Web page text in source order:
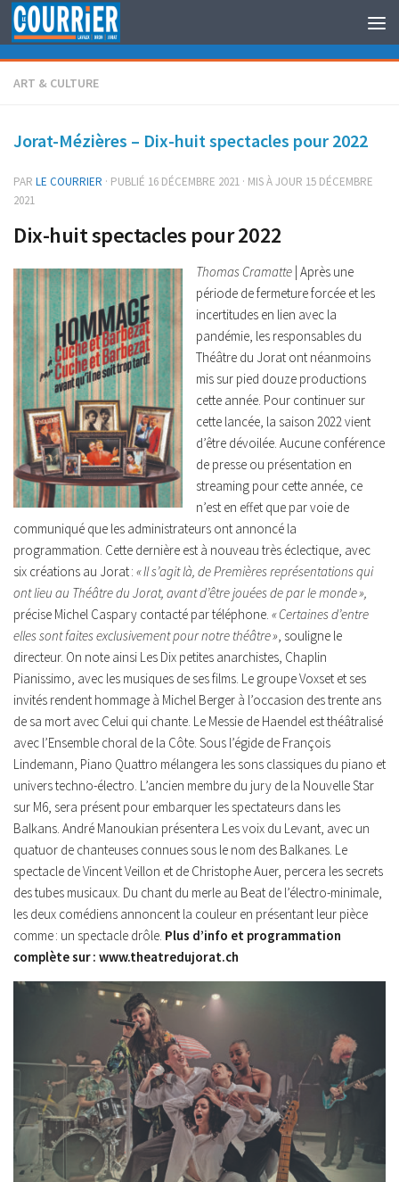
Au dessous du contenu
ART & CULTURE
Jorat-Mézières – Dix-huit spectacles pour 2022
PAR LE COURRIER · PUBLIÉ 16 DÉCEMBRE 2021 · MIS À JOUR 15 DÉCEMBRE
2021
Dix-huit spectacles pour 2022
Thomas Cramatte | Après une
période de fermeture forcée et les
incertitudes en lien avec la
pandémie, les responsables du
Théâtre du Jorat ont néanmoins
mis sur pied douze productions
cette année. Pour continuer sur
cette lancée, la saison 2022 vient
d’être dévoilée. Aucune conférence
de presse ou présentation en
streaming pour cette année, ce
n’est en effet que par voie de
communiqué que les administrateurs ont annoncé la
programmation. Cette dernière est à nouveau très éclectique, avec
six créations au Jorat : « Il s’agit là, de Premières représentations qui
ont lieu au Théâtre du Jorat, avant d’être jouées de par le monde »,
précise Michel Caspary contacté par téléphone. « Certaines d’entre
elles sont faites exclusivement pour notre théâtre », souligne le
directeur. On note ainsi Les Dix petites anarchistes, Chaplin
Pianissimo, avec les musiques de ses films. Le groupe Voxset et ses
invités rendent hommage à Michel Berger à l’occasion des trente ans
de sa mort avec Celui qui chante. Le Messie de Haendel est théâtralisé
avec l’Ensemble choral de la Côte. Sous l’égide de François
Lindemann, Piano Quattro mélangera les sons classiques du piano et
univers techno-électro. L’ancien membre du jury de la Nouvelle Star
sur M6, sera présent pour embarquer les spectateurs dans les
Balkans. André Manoukian présentera Les voix du Levant, avec un
quatuor de chanteuses connues sous le nom des Balkanes. Le
spectacle de Vincent Veillon et de Christophe Auer, percera les secrets
des tubes musicaux. Du chant du merle au Beat de l’électro-minimale,
les deux comédiens annoncent la couleur en présentant leur pièce
comme : un spectacle drôle. Plus d’info et programmation
complète sur : www.theatredujorat.ch